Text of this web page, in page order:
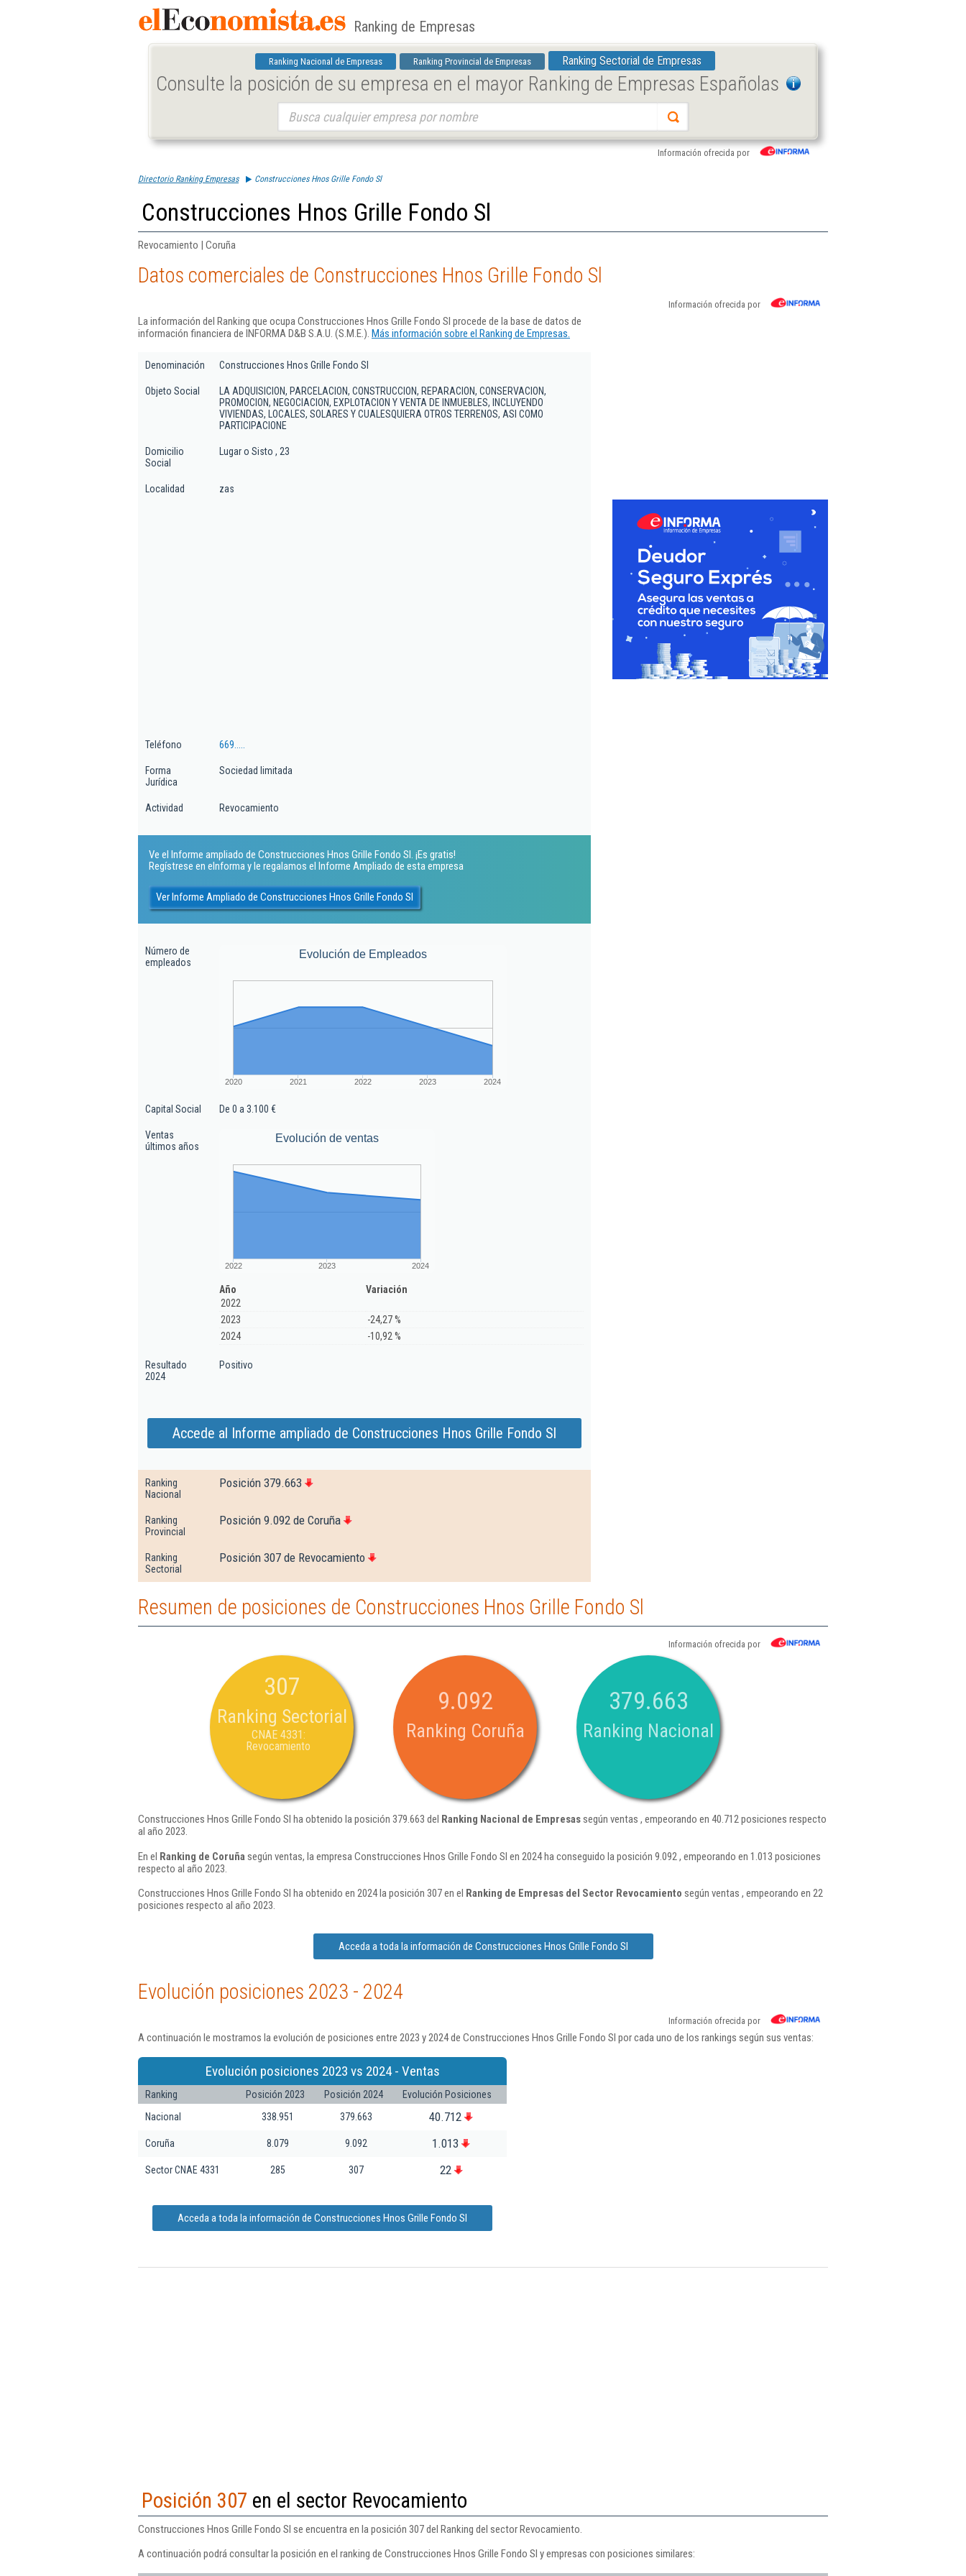
Ranking de Empresas
Ranking Nacional de Empresas Ranking Provincial de Empresas Ranking Sectorial de Empresas
Consulte la posición de su empresa en el mayor Ranking de Empresas Españolas
Información ofrecida por
Directorio Ranking Empresas Construcciones Hnos Grille Fondo Sl
Construcciones Hnos Grille Fondo Sl
Revocamiento | Coruña
Datos comerciales de Construcciones Hnos Grille Fondo Sl
Información ofrecida por
La información del Ranking que ocupa Construcciones Hnos Grille Fondo Sl procede de la base de datos de
información financiera de INFORMA D&B S.A.U. (S.M.E.). Más información sobre el Ranking de Empresas.
Denominación Construcciones Hnos Grille Fondo Sl
Objeto Social
LA ADQUISICION, PARCELACION, CONSTRUCCION, REPARACION, CONSERVACION,
PROMOCION, NEGOCIACION, EXPLOTACION Y VENTA DE INMUEBLES, INCLUYENDO
VIVIENDAS, LOCALES, SOLARES Y CUALESQUIERA OTROS TERRENOS, ASI COMO
PARTICIPACIONE
Domicilio
Social
Lugar o Sisto , 23
Localidad zas
Teléfono 669.....
Forma
Jurídica
Sociedad limitada
Actividad Revocamiento
Ve el Informe ampliado de Construcciones Hnos Grille Fondo Sl. ¡Es gratis!
Regístrese en eInforma y le regalamos el Informe Ampliado de esta empresa
Ver Informe Ampliado de Construcciones Hnos Grille Fondo Sl
Número de
empleados
Evolución de Empleados
2020 2021 2022 2023 2024
Capital Social De 0 a 3.100 €
Ventas
últimos años
Evolución de ventas
2022 2023 2024
Año
Variación
2022
2023
-24,27 %
2024
-10,92 %
Resultado
2024
Positivo
Accede al Informe ampliado de Construcciones Hnos Grille Fondo Sl
Ranking
Nacional
Posición 379.663
Ranking
Provincial
Posición 9.092 de Coruña
Ranking
Sectorial
Posición 307 de Revocamiento
Resumen de posiciones de Construcciones Hnos Grille Fondo Sl
Información ofrecida por
307
Ranking Sectorial
CNAE 4331:
Revocamiento
9.092
Ranking Coruña
379.663
Ranking Nacional
Construcciones Hnos Grille Fondo Sl ha obtenido la posición 379.663 del Ranking Nacional de Empresassegún ventas , empeorando en 40.712 posiciones respecto
al año 2023.
En el Ranking de Coruña según ventas, la empresa Construcciones Hnos Grille Fondo Sl en 2024 ha conseguido la posición 9.092 , empeorando en 1.013 posiciones
respecto al año 2023.
Construcciones Hnos Grille Fondo Sl ha obtenido en 2024 la posición 307 en el Ranking de Empresas del Sector Revocamiento según ventas , empeorando en 22
posiciones respecto al año 2023.
Acceda a toda la información de Construcciones Hnos Grille Fondo Sl
Evolución posiciones 2023 - 2024
Información ofrecida por
A continuación le mostramos la evolución de posiciones entre 2023 y 2024 de Construcciones Hnos Grille Fondo Sl por cada uno de los rankings según sus ventas:
Evolución posiciones 2023 vs 2024 - Ventas
Ranking Posición 2023 Posición 2024
Evolución Posiciones
Nacional
338.951 379.663 40.712
Coruña 8.079 9.092 1.013
Sector CNAE 4331 285 307 22
Acceda a toda la información de Construcciones Hnos Grille Fondo Sl
Posición 307 en el sector Revocamiento
Construcciones Hnos Grille Fondo Sl se encuentra en la posición 307 del Ranking del sector Revocamiento.
A continuación podrá consultar la posición en el ranking de Construcciones Hnos Grille Fondo Sl y empresas con posiciones similares: